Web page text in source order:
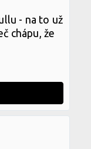
- na to už
chápu, že